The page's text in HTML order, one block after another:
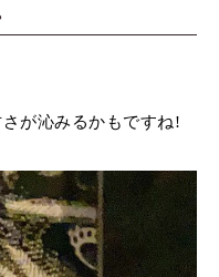
が沁みるかもですね!